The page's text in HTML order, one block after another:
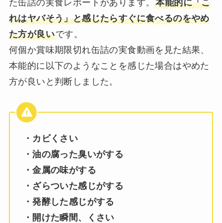
た缶詰の実食レポートがあります。本能的に「こ
れはヤバそう」と感じたらすぐに食べるのをやめ
た方が良いです。
何個か賞味期限切れ缶詰の実食動画を見た結果、
本能的に以下のようなことを感じた場合はやめた
方が良いと判断しました。
・カビくさい
・油の腐った臭いがする
・金属の味がする
・ざらついた感じがする
・発酵した感じがする
・開けた瞬間、くさい